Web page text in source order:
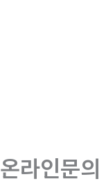
온라인문의